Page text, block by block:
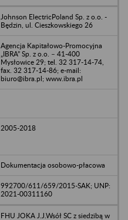
Johnson ElectricPoland Sp. z o.o. -
Będzin, ul. Cieszkowskiego 26
Agencja Kapitałowo-Promocyjna
„IBRA” Sp. z o.o. – 41-400
Mysłowice 29; tel. 32 317-14-74,
fax. 32 317-14-86; e-mail:
biuro@ibra.pl; www.ibra.pl
2005-2018
Dokumentacja osobowo-płacowa
992700/611/659/2015-SAK; UNP:
2021-00311160
FHU JOKA J.J.Wsół SC z siedzibą w